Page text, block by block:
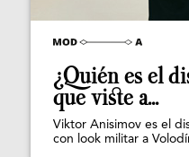
¿Quién es el
que viste a...
Viktor Anisimov es el
con look militar a